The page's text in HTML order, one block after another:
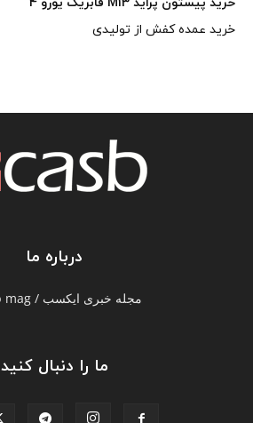
خرید عمده کفش از تولیدی
درباره ما
مجله خبری ایکسب / ecasb mag
ما را دنبال کنید